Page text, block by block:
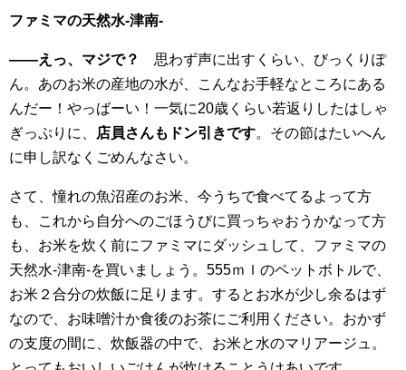
ファミマの天然水-津南-
――えっ、マジで？ 思わず声に出すくらい、びっくりぽ
ん。あのお米の産地の水が、こんなお手軽なところにある
んだー！やっばーい！一気に20歳くらい若返りしたはしゃ
ぎっぷりに、
店員さんもドン引きです。その節はたいへん
に申し訳なくごめんなさい。
さて、憧れの魚沼産のお米、今うちで食べてるよって方
も、これから自分へのごほうびに買っちゃおうかなって方
も、お米を炊く前にファミマにダッシュして、ファミマの
天然水-津南-を買いましょう。555ｍｌのペットボトルで、
お米２合分の炊飯に足ります。するとお水が少し余るはず
なので、お味噌汁か食後のお茶にご利用ください。おかず
の支度の間に、炊飯器の中で、お米と水のマリアージュ。